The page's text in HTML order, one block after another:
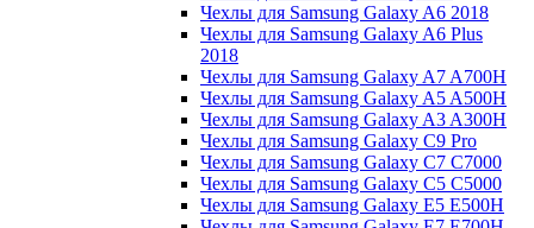
Чехлы для Samsung Galaxy A6 2018
Чехлы для Samsung Galaxy A6 Plus
2018
Чехлы для Samsung Galaxy A7 A700H
Чехлы для Samsung Galaxy A5 A500H
Чехлы для Samsung Galaxy A3 A300H
Чехлы для Samsung Galaxy C9 Pro
Чехлы для Samsung Galaxy C7 C7000
Чехлы для Samsung Galaxy C5 C5000
Чехлы для Samsung Galaxy E5 E500H